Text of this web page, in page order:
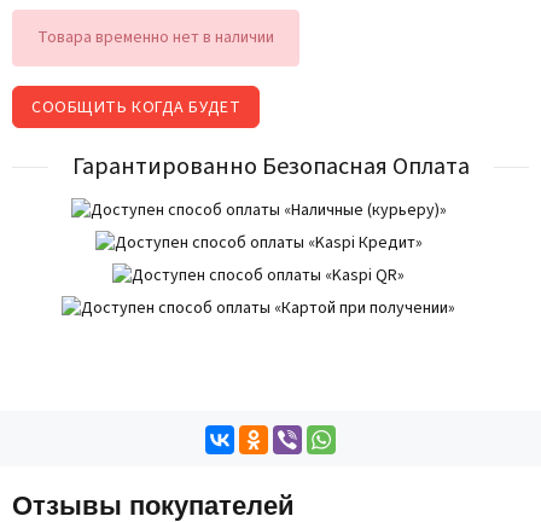
Товара временно нет в наличии
СООБЩИТЬ КОГДА БУДЕТ
Гарантированно Безопасная Оплата
Отзывы покупателей